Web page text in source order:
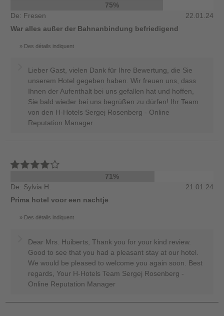
75%
De: Fresen
22.01.24
War alles außer der Bahnanbindung befriedigend
Des détails indiquent
Lieber Gast, vielen Dank für Ihre Bewertung, die Sie
unserem Hotel gegeben haben. Wir freuen uns, dass
Ihnen der Aufenthalt bei uns gefallen hat und hoffen,
Sie bald wieder bei uns begrüßen zu dürfen! Ihr Team
von den H-Hotels Sergej Rosenberg - Online
Reputation Manager
71%
De: Sylvia H.
21.01.24
Prima hotel voor een nachtje
Des détails indiquent
Dear Mrs. Huiberts, Thank you for your kind review.
Good to see that you had a pleasant stay at our hotel.
We would be pleased to welcome you again soon. Best
regards, Your H-Hotels Team Sergej Rosenberg -
Online Reputation Manager